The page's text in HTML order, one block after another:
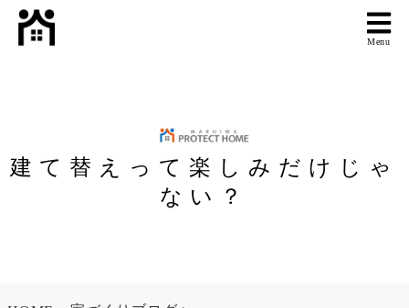
Menu
建て替えって楽しみだけじゃ
ない？